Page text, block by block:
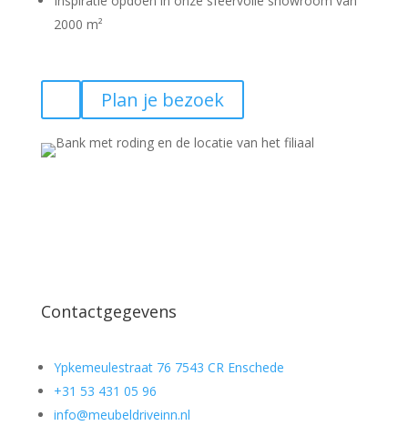
2000 m²
Plan je bezoek
Contactgegevens
Ypkemeulestraat 76 7543 CR Enschede
+31 53 431 05 96
info@meubeldriveinn.nl